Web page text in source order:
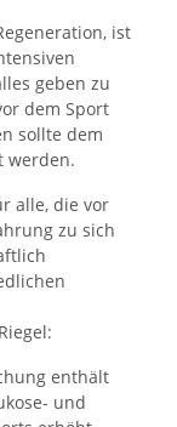
ist
geben zu
dem Sport
sollte dem
werden.
alle, die vor
zu sich
enthält
und